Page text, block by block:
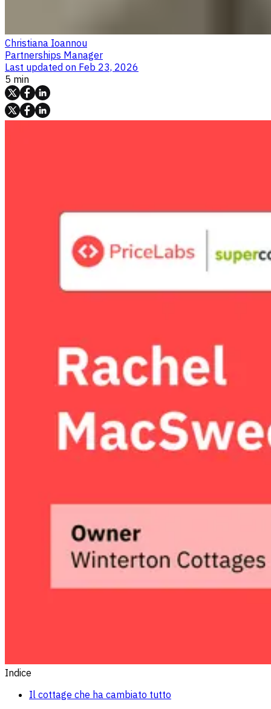
Christiana Ioannou
Partnerships Manager
Last updated on Feb 23, 2026
5 min
Indice
Il cottage che ha cambiato tutto